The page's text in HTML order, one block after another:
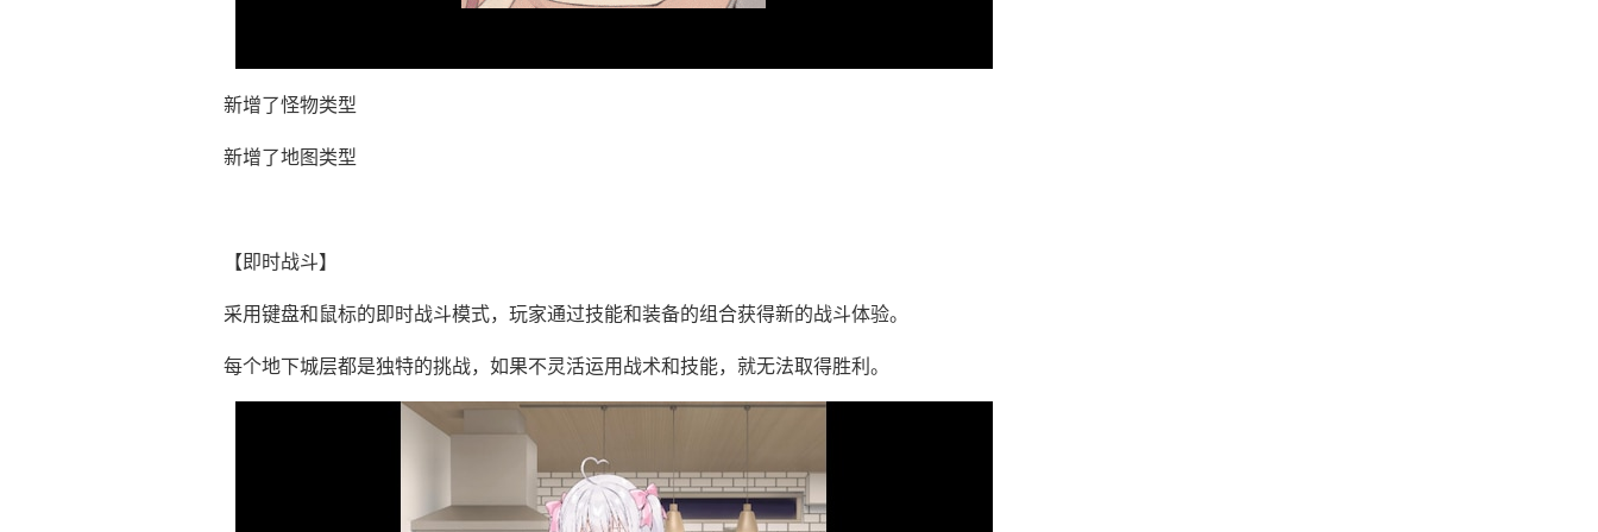
新增了怪物类型
新增了地图类型
【即时战斗】
采用键盘和鼠标的即时战斗模式，玩家通过技能和装备的组合获得新的战斗体验。
每个地下城层都是独特的挑战，如果不灵活运用战术和技能，就无法取得胜利。